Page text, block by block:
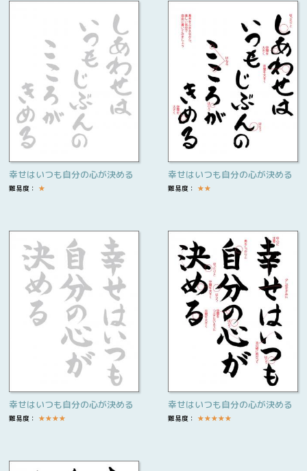
幸せはいつも自分の心が決める
難易度： ★
幸せはいつも自分の心が決める
難易度： ★★
幸せはいつも自分の心が決める
難易度： ★★★★
幸せはいつも自分の心が決める
難易度： ★★★★★